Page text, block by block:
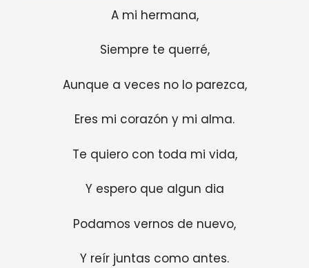
A mi hermana,
Siempre te querré,
Aunque a veces no lo parezca,
Eres mi corazón y mi alma.
Te quiero con toda mi vida,
Y espero que algun dia
Podamos vernos de nuevo,
Y reír juntas como antes.